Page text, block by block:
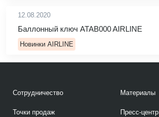
12.08.2020
Баллонный ключ ATAB000 AIRLINE
Новинки AIRLINE
Сотрудничество
Точки продаж
Материалы
Пресс-центр